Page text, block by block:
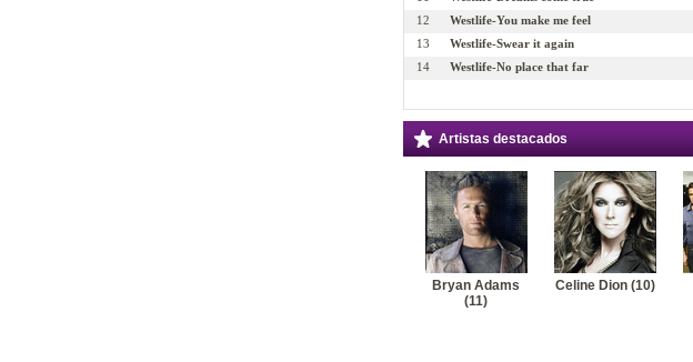
12
Westlife-You make me feel
13
Westlife-Swear it again
14
Westlife-No place that far
Artistas destacados
Bryan Adams
(11)
Celine Dion (10)